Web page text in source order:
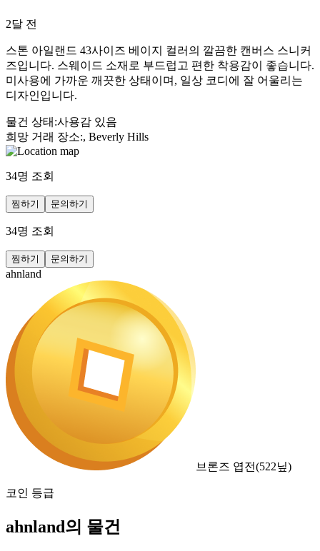
2달 전
스톤 아일랜드 43사이즈 베이지 컬러의 깔끔한 캔버스 스니커
즈입니다. 스웨이드 소재로 부드럽고 편한 착용감이 좋습니다.
미사용에 가까운 깨끗한 상태이며, 일상 코디에 잘 어울리는
디자인입니다.
물건 상태 :사용감 있음
희망 거래 장소:, Beverly Hills
34명 조회
찜하기 문의하기
34명 조회
찜하기 문의하기
ahnland
브론즈 엽전(522닢)
코인 등급
ahnland의 물건